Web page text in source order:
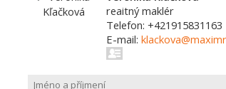
reaitný maklér
Telefon: +421915831163
E-mail: